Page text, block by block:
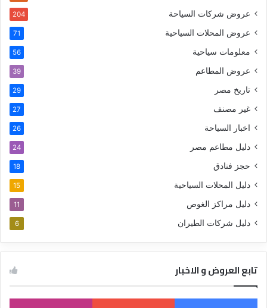
عروض شركات السياحة 204
عروض المحلات السياحية 71
معلومات سياحية 56
عروض المطاعم 39
تاريخ مصر 29
غير مصنف 27
اخبار السياحة 26
دليل مطاعم مصر 24
حجز فنادق 18
دليل المحلات السياحية 15
دليل مراكز الغوص 11
دليل شركات الطيران 6
تابع العروض و الاخبار